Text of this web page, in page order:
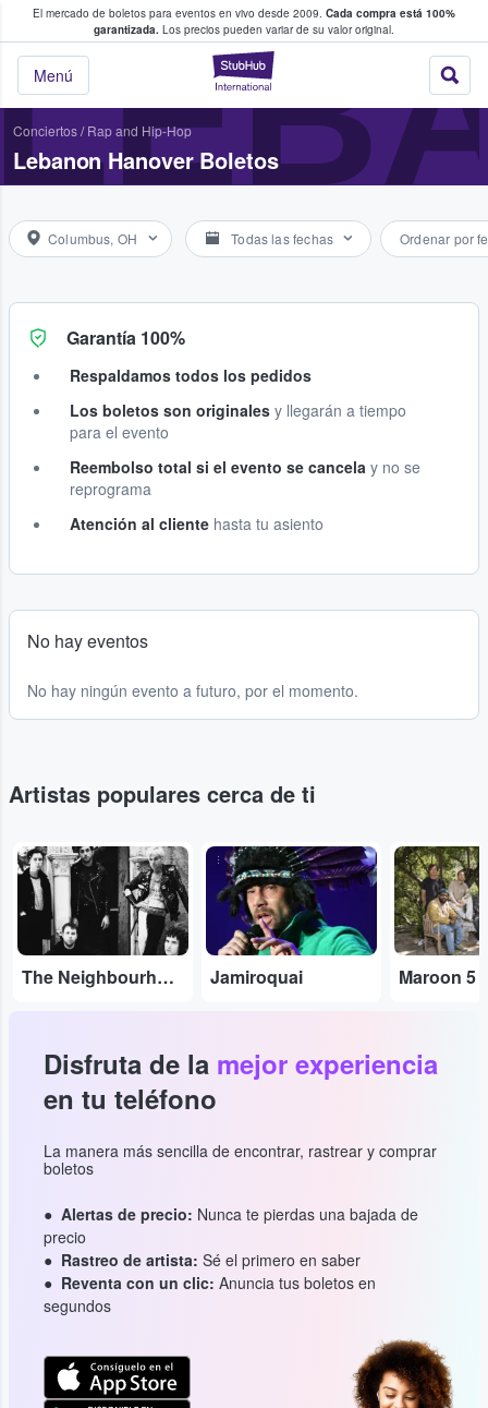
El mercado de boletos para eventos en vivo desde 2009. Cada compra está 100%
garantizada. Los precios pueden variar de su valor original.
StubHub: donde
Menú
fans compran y venden boletos
Conciertos/ Rap and Hip-Hop
Lebanon Hanover Boletos
Columbus, OH Todas las fechas Ordenar por
Garantía 100%
Respaldamos todos los pedidos
Los boletos son originales y llegarán a tiempo
para el evento
Reembolso total si el evento se cancela y no se
reprograma
Atención al cliente hasta tu asiento
No hay eventos
No hay ningún evento a futuro, por el momento.
Artistas populares cerca de ti
...
The Neighbourhood
...
Jamiroquai
...
Maroon 5
Disfruta de la mejor experiencia
en tu teléfono
La manera más sencilla de encontrar, rastrear y comprar
boletos
Alertas de precio: Nunca te pierdas una bajada de
precio
Rastreo de artista: Sé el primero en saber
Reventa con un clic: Anuncia tus boletos en
segundos